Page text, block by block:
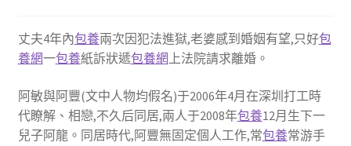
丈夫4年內包養兩次因犯法進獄,老婆感到婚姻有望,只好包
養網一包養紙訴狀遞包養網上法院請求離婚。
阿敏與阿豐(文中人物均假名)于2006年4月在深圳打工時
代瞭解、相戀,不久后同居,兩人于2008年包養12月生下一
兒子阿龍。同居時代,阿豐無固定個人工作,常包養常游手